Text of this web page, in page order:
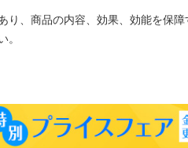
揺れや移動、
防止板。
り、商品の内容、効果、効能を保障
。